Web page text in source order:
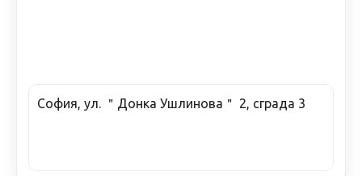
София, ул. ＂Донка Ушлинова＂ 2, сграда 3